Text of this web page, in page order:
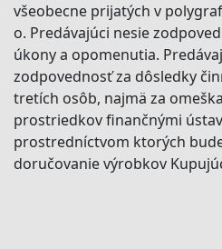
všeobecne prijatých v
o. Predávajúci nesie
úkony a opomenutia.
zodpovednosť za dôsledky
tretích osôb, najmä za
prostriedkov finančnými
prostredníctvom ktorých
doručovanie výrobkov